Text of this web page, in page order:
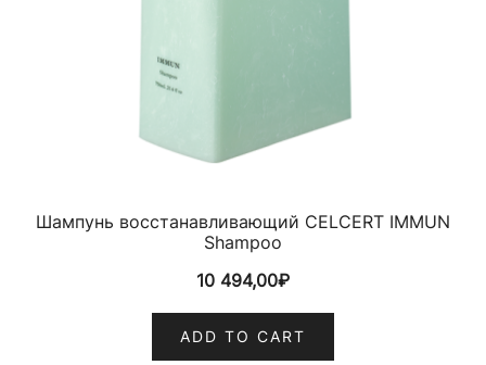
Шампунь восстанавливающий CELCERT IMMUN
Shampoo
10 494,00₽
ADD TO CART